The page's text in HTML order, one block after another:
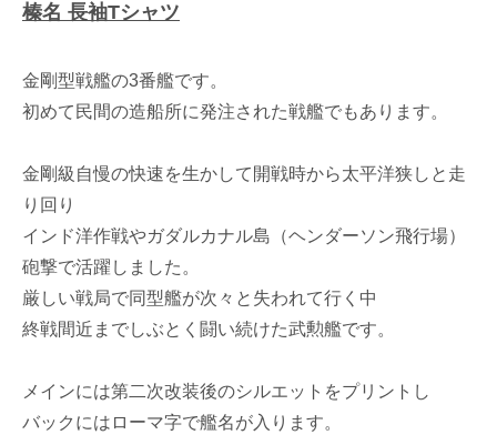
榛名 長袖Tシャツ
金剛型戦艦の3番艦です。
初めて民間の造船所に発注された戦艦でもあります。
金剛級自慢の快速を生かして開戦時から太平洋狭しと走
り回り
インド洋作戦やガダルカナル島（ヘンダーソン飛行場）
砲撃で活躍しました。
厳しい戦局で同型艦が次々と失われて行く中
終戦間近までしぶとく闘い続けた武勲艦です。
メインには第二次改装後のシルエットをプリントし
バックにはローマ字で艦名が入ります。